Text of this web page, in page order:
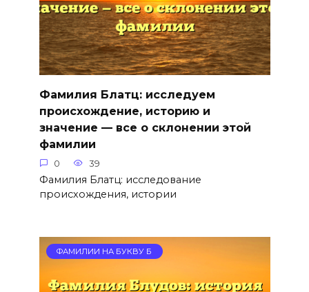
Фамилия Блатц: исследуем
происхождение, историю и
значение — все о склонении этой
фамилии
0 39
Фамилия Блатц: исследование
происхождения, истории
ФАМИЛИИ НА БУКВУ Б